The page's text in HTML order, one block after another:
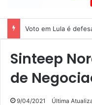
Voto em Lula é
Sinteep
de
9/04/2021 Última